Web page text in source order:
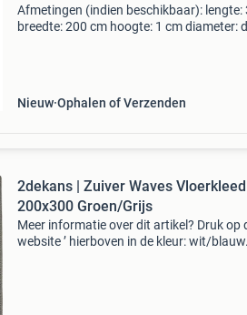
Afmetingen (indien beschikbaar): lengte:
breedte: 200 cm hoogte: 1 cm diameter:
Nieuw Ophalen of Verzenden
2dekans | Zuiver Waves Vloerkleed
200x300 Groen/Grijs
Meer informatie over dit artikel? Druk op
website ’ hierboven in de kleur: wit/